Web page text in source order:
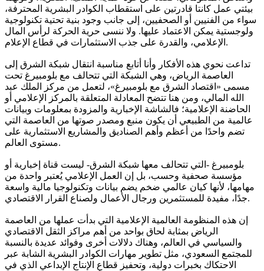
بيئتي عمل كانتا قادرتين على استقطاب الكوادر البشرية المحترفة،
سواء من الفنيين أو الصحفيين، إلى جانب وجود بنية تحتية تكنولوجية
ولوجستية يمكن الاعتماد عليها. ولا ننسى حرية الحركة لرأس المال
الإعلامي، والقدرة على جذب الاستثمارات في قطاع الإعلام.
تداعت نحوي هذه الأفكار وأنا أتابع مناسبة انتقال شبكة الشرق إلى
العاصمة الرياض، وهي الشبكة التي تتحالف مع بلومبيرغ تحت
مسمى «اقتصاد الشرق مع بلومبيرغ»، لتعمل من مركز الملك عبد
الله المالي، ومن هنا تتضح المعادلة المتعلقة بالمركز الإعلامي أو
الحاضنة الإعلامية؛ فالشاشة الإخبارية والمزودة بمعلومات وبيانات
عالمية من الطبيعي أن يكون منبع ومصدر صوتها من العاصمة التي
تضم واحدًا من أعظم وأهم الصناديق والمشاريع الاستثمارية على
مستوى العالم.
بلومبيرغ -التي تتحالف معها شبكة الشرق- ليست قناة إخبارية أو
مؤسسة صحفية وحسب، بل إن العمل الإعلامي يُعتبر واحدة من
مهامها، لأنها كيان عالمي ضخم يضم بيانات وتكنولوجيا مالية واسعة
جدًا، مفيدة للمستثمرين ورجال الأعمال ولصناع القرار الاقتصادي.
إن هذه المنظومة العالمية الإعلامية التي بدأت عملها من العاصمة
الرياض بمثابة لحاق بواحد من أهم مراكز الثقل الاقتصادي
والسياسي في العالم، وهناك دلالات أخرى وفوائد عديدة بالنسبة
للمجتمع السعودي، مثل تطوير مهارات الكوادر البشرية الشابة عبر
الاحتكاك بخبرات دولية، وتحفيز قطاع الإنتاج الإبداعي الذي في